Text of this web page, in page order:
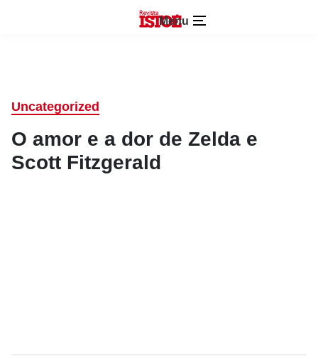
Menu
Uncategorized
O amor e a dor de Zelda e
Scott Fitzgerald